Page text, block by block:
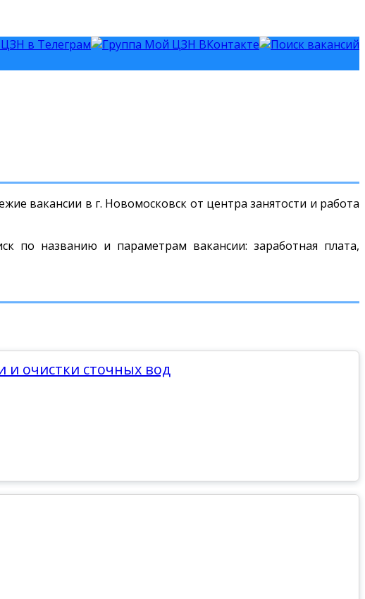
вакансии в г. Новомосковск от центра занятости и работа
по названию и параметрам вакансии: заработная плата,
и очистки сточных вод